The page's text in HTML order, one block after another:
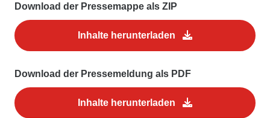
Download der Pressemappe als ZIP
Inhalte herunterladen
Download der Pressemeldung als PDF
Inhalte herunterladen